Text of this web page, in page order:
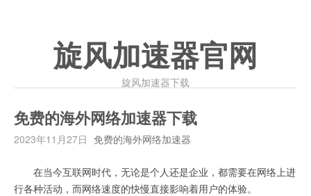
旋风加速器官网
旋风加速器下载
免费的海外网络加速器下载
2023年11月27日 免费的海外网络加速器
在当今互联网时代，无论是个人还是企业，都需要在网络上进
行各种活动，而网络速度的快慢直接影响着用户的体验。